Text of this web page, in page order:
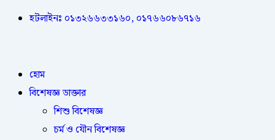
হটলাইনঃ ০১৩২৬৬৩৩১৬০, ০১৭৬৬০৮৬৭১৬
হোম
বিশেষজ্ঞ ডাক্তার
শিশু বিশেষজ্ঞ
চর্ম ও যৌন বিশেষজ্ঞ